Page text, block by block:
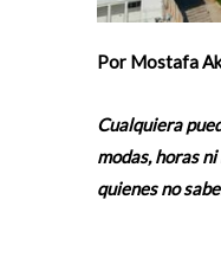
Por Mostafa
Cualquiera
modas, horas
quienes no